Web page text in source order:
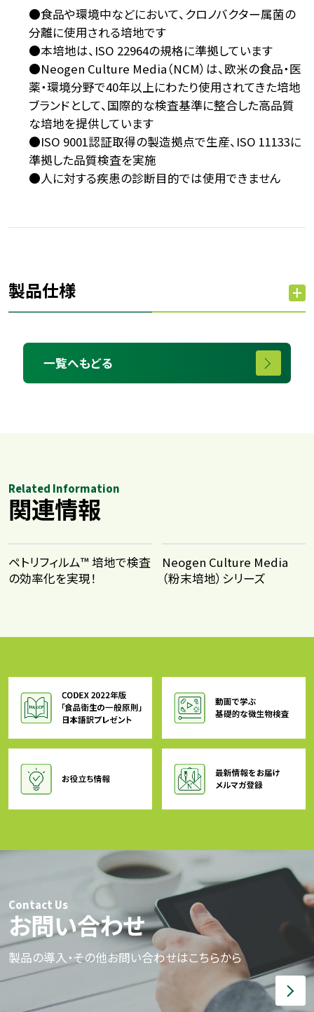
●食品や環境中などにおいて、クロノバクター属菌の
分離に使用される培地です
●本培地は、ISO 22964の規格に準拠しています
●Neogen Culture Media（NCM）は、欧米の食品・医
薬・環境分野で40年以上にわたり使用されてきた培地
ブランドとして、国際的な検査基準に整合した高品質
な培地を提供しています
●ISO 9001認証取得の製造拠点で生産、ISO 11133に
準拠した品質検査を実施
●人に対する疾患の診断目的では使用できません
製品仕様
一覧へもどる
Related Information
関連情報
ペトリフィルム™ 培地で検査
の効率化を実現！
Neogen Culture Media
（粉末培地）シリーズ
Contact Us
お問い合わせ
製品の導入・その他お問い合わせはこちらから